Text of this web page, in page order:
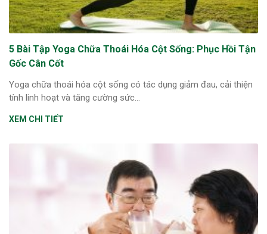
sau sinh là tình trạng viêm da
phổ biến, khiến đôi bàn tay,
của chị em trở nên khô...
5 Bài Tập Yoga Chữa Thoái Hóa Cột Sống: Phục Hồi Tận
Gốc Cân Cốt
Yoga chữa thoái hóa cột sống có tác dụng giảm đau, cải thiện
tính linh hoạt và tăng cường sức...
XEM CHI TIẾT